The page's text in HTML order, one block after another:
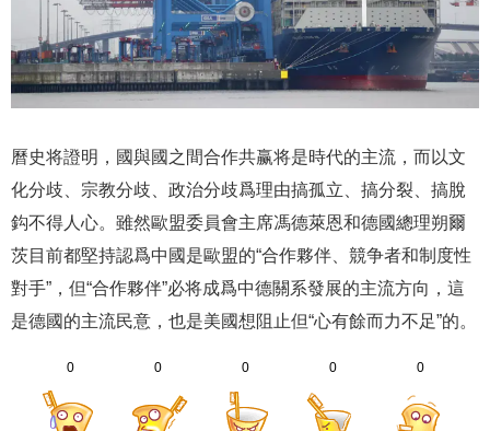
曆史将證明，國與國之間合作共赢将是時代的主流，而以文
化分歧、宗教分歧、政治分歧爲理由搞孤立、搞分裂、搞脫
鈎不得人心。雖然歐盟委員會主席馮德萊恩和德國總理朔爾
茨目前都堅持認爲中國是歐盟的“合作夥伴、競争者和制度性
對手”，但“合作夥伴”必将成爲中德關系發展的主流方向，這
是德國的主流民意，也是美國想阻止但“心有餘而力不足”的。
0 0 0 0 0